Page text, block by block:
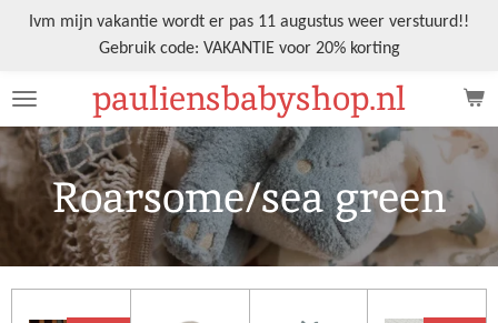
Ga
de
hoofdinhoud
pauliensbabyshop.nl
Ivm mijn vakantie wordt er pas 11 augustus weer verstuurd!!
Gebruik code: VAKANTIE voor 20% korting
Roarsome/sea green